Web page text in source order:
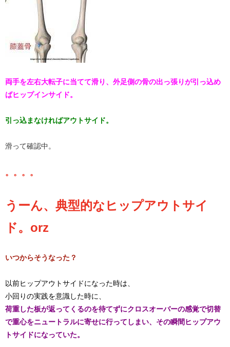
両手を左右大転子に当てて滑り、外足側の骨の出っ張りが引っ込め
ばヒップインサイド。
引っ込まなければアウトサイド。
滑って確認中。
。。。。
​​うーん、典型的なヒップアウトサイ
ド。orz
いつからそうなった？
​​​​​​​​​​​​​​​​​​​​​​​​​​​​​​​​​​​以前ヒップアウトサイドになった時は、
小回りの実践を意識した時に、
荷重した板が返ってくるのを待てずにクロスオーバーの感覚で切替
で重心をニュートラルに寄せに行ってしまい、その瞬間ヒップアウ
トサイドになっていた。